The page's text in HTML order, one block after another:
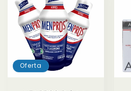
Oferta